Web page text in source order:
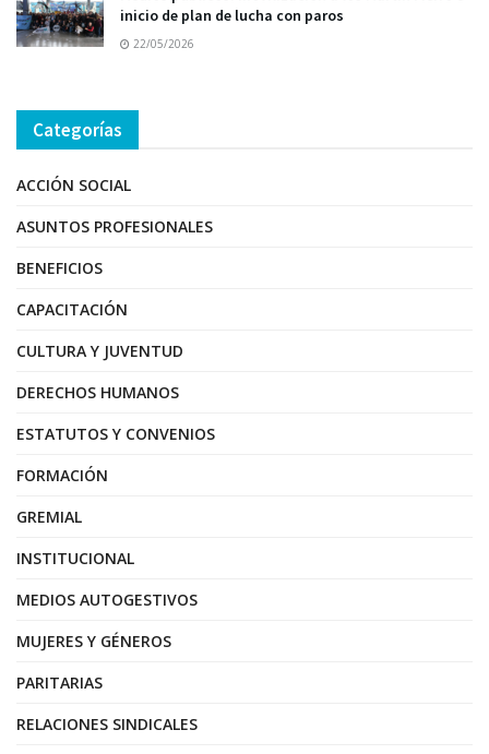
inicio de plan de lucha con paros
22/05/2026
Categorías
ACCIÓN SOCIAL
ASUNTOS PROFESIONALES
BENEFICIOS
CAPACITACIÓN
CULTURA Y JUVENTUD
DERECHOS HUMANOS
ESTATUTOS Y CONVENIOS
FORMACIÓN
GREMIAL
INSTITUCIONAL
MEDIOS AUTOGESTIVOS
MUJERES Y GÉNEROS
PARITARIAS
RELACIONES SINDICALES